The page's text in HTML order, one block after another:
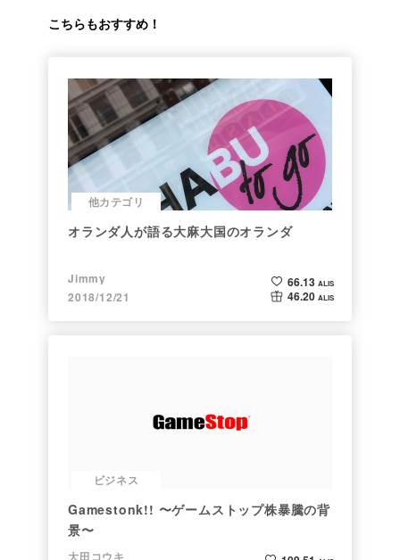
こちらもおすすめ！
他カテゴリ
オランダ人が語る大麻大国のオランダ
Jimmy
2018/12/21
66.13 ALIS
46.20 ALIS
ビジネス
Gamestonk!! 〜ゲームストップ株暴騰の背
景〜
大田コウキ